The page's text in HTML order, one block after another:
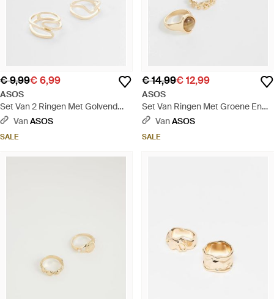
€ 9,99€ 6,99
ASOS
Set Van 2 Ringen Met Golvend
Ontwerp - Naturel
VanASOS
SALE
€ 14,99€ 12,99
ASOS
Set Van Ringen Met Groene En
Bordeauxrode Steentjes - Wit
VanASOS
SALE